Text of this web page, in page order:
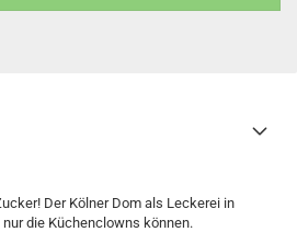
Der Kölner Dom als Leckerei in
die Küchenclowns können.